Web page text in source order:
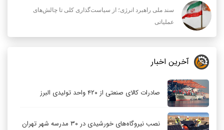
سند ملی راهبرد انرژی؛ از سیاست‌گذاری کلی تا چالش‌های
عملیاتی
آخرین اخبار
صادرات کالای صنعتی از ۴۲۰ واحد تولیدی البرز
نصب نیروگاه‌های خورشیدی در ۳۰ مدرسه شهر تهران